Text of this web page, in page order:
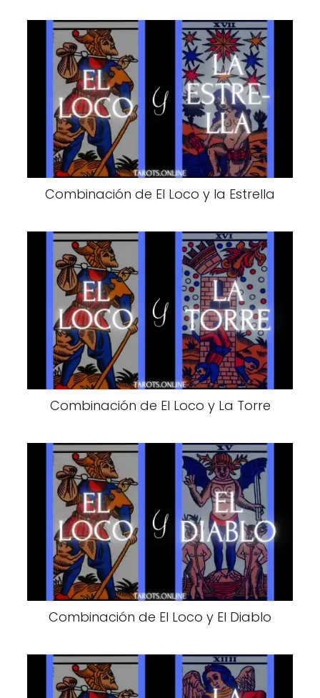
Combinación de El Loco y la Estrella
Combinación de El Loco y La Torre
Combinación de El Loco y El Diablo